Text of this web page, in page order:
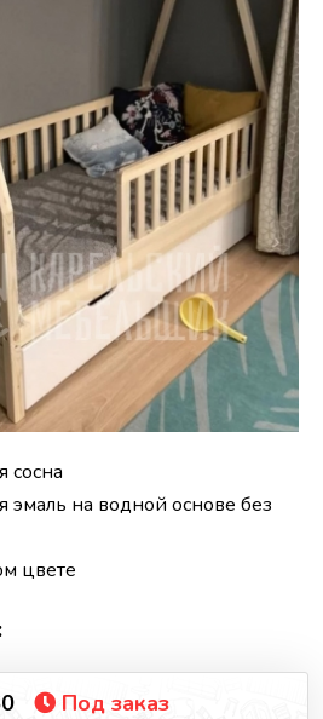
сосна
на водной основе без
цвете
Под заказ